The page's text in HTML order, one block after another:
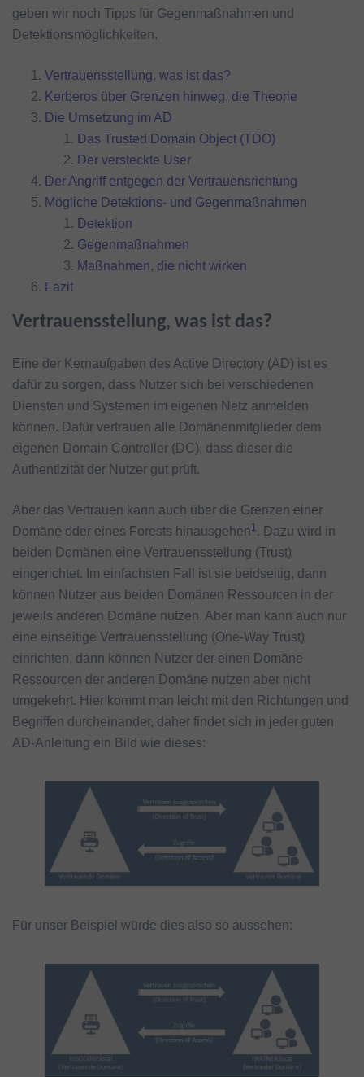
geben wir noch Tipps für Gegenmaßnahmen und
Detektionsmöglichkeiten.
Vertrauensstellung, was ist das?
Kerberos über Grenzen hinweg, die Theorie
Die Umsetzung im AD
Das Trusted Domain Object (TDO)
Der versteckte User
Der Angriff entgegen der Vertrauensrichtung
Mögliche Detektions- und Gegenmaßnahmen
Detektion
Gegenmaßnahmen
Maßnahmen, die nicht wirken
Fazit
Vertrauensstellung, was ist das?
Eine der Kernaufgaben des Active Directory (AD) ist es
dafür zu sorgen, dass Nutzer sich bei verschiedenen
Diensten und Systemen im eigenen Netz anmelden
können. Dafür vertrauen alle Domänenmitglieder dem
eigenen Domain Controller (DC), dass dieser die
Authentizität der Nutzer gut prüft.
Aber das Vertrauen kann auch über die Grenzen einer
Domäne oder eines Forests hinausgehen1 . Dazu wird in
beiden Domänen eine Vertrauensstellung (Trust)
eingerichtet. Im einfachsten Fall ist sie beidseitig, dann
können Nutzer aus beiden Domänen Ressourcen in der
jeweils anderen Domäne nutzen. Aber man kann auch nur
eine einseitige Vertrauensstellung (One-Way Trust)
einrichten, dann können Nutzer der einen Domäne
Ressourcen der anderen Domäne nutzen aber nicht
umgekehrt. Hier kommt man leicht mit den Richtungen und
Begriffen durcheinander, daher findet sich in jeder guten
AD-Anleitung ein Bild wie dieses:
Für unser Beispiel würde dies also so aussehen: